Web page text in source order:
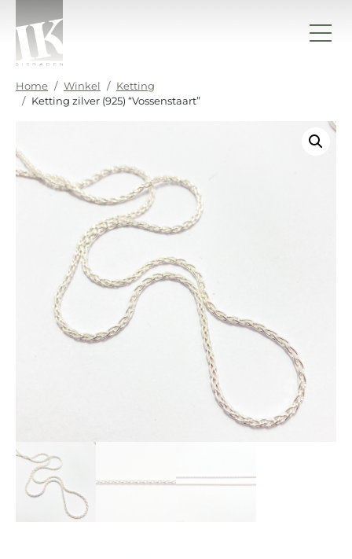
IK sieraden
Home Winkel
Ketting
Ketting zilver (925) “Vossenstaart”